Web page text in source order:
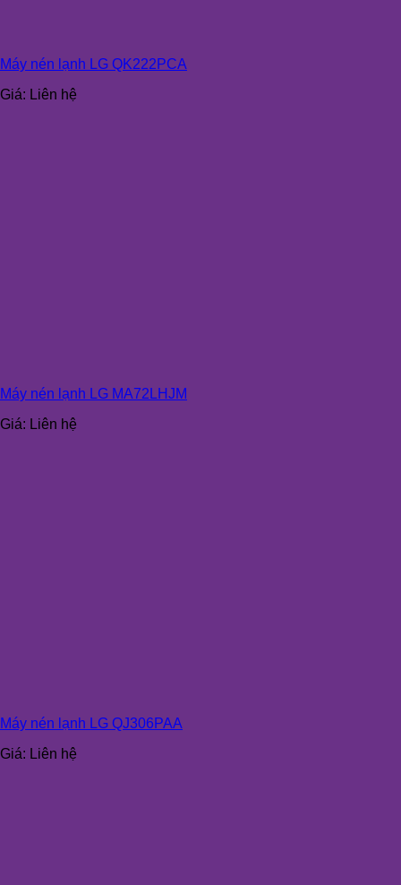
Máy nén lạnh LG QK222PCA
Giá: Liên hệ
Máy nén lạnh LG MA72LHJM
Giá: Liên hệ
Máy nén lạnh LG QJ306PAA
Giá: Liên hệ